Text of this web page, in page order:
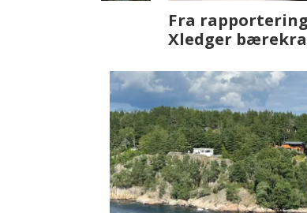
Fenistra endrer
ser vi på fremtiden